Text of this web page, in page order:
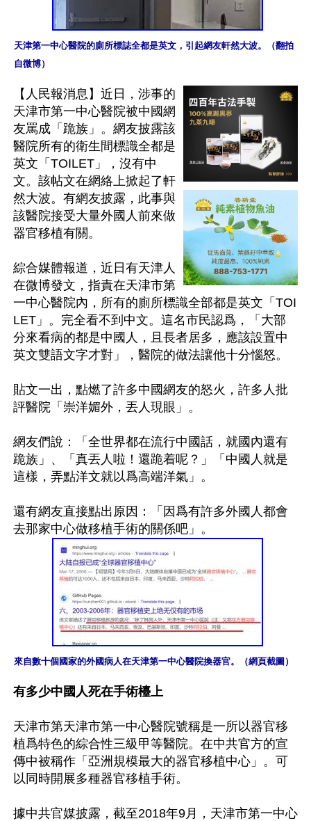
天津第一中心醫院的廁所標誌全都是英文，引起網友軒然大波。（翻拍
自微博）
【人民報消息】近日，涉事的
天津市第一中心醫院被中國網
友罵成「跪族」。網友披露該
醫院所有的衛生間標識全都是
英文「TOILET」，沒有中
文。該帖文在網絡上掀起了軒
然大波。有網友披露，此事與
該醫院接受大量外國人前來做
器官移植有關。
綜合媒體報道，近日有天津人
在微博發文，指責在天津市第
一中心醫院內，所有的廁所標識全部都是英文「TOI
LET」。完全看不到中文。這名市民認爲，「大部
分來看病的都是中國人，且長者居多，應該設置中
英文雙語文字才對」，醫院的做法讓他十分惱怒。
貼文一出，點燃了許多中國網友的怒火，許多人批
評醫院「崇洋媚外，丟人現眼」。
網友們說：「全世界都在流行中國話，就國內還有
跪族」、「真丟人啦！還跪着呢？」「中國人就是
這樣，弄點洋文就以爲高端洋氣」。
還有網友直接點出原因：「因爲有許多外國人都會
來自數十個國家的外國病人在天津第一中心醫院換器官。（網頁截圖）
有多少中國人死在手術檯上
天津市第天津市第一中心醫院號稱是一所以器官移
植爲特色的綜合性三級甲等醫院。在中共官方的宣
傳中被稱作「亞洲規模最大的器官移植中心」。可
以同時開展多種器官移植手術。
據中共官媒披露，截至2018年9月，天津市第一中心